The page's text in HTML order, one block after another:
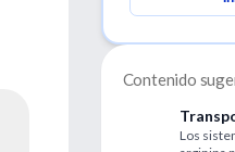
Contenido
Los